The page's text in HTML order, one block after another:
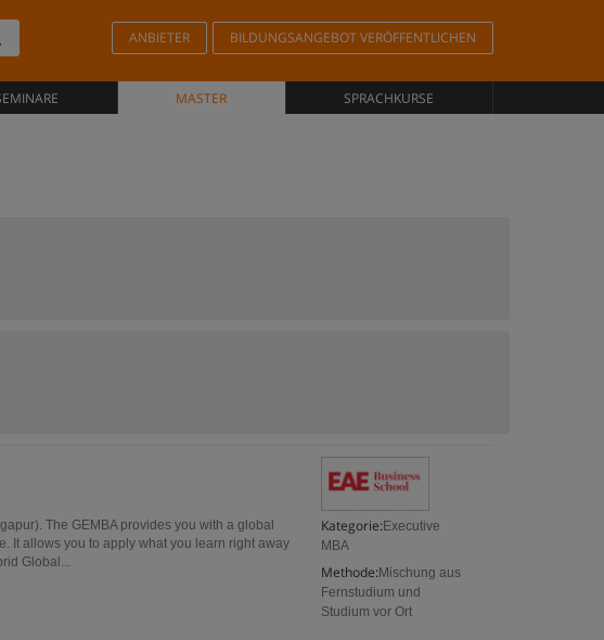
ANBIETER BILDUNGSANGEBOT VERÖFFENTLICHEN
MASTER SPRACHKURSE
Kategorie: Executive
MBA
Methode: Mischung aus
Fernstudium und
Studium vor Ort
The GEMBA provides you with a global
It allows you to apply what you learn right away
Global...